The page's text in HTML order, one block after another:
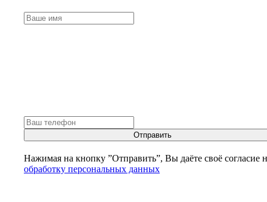
Отправить
Нажимая на кнопку ”Отправить”, Вы даёте своё согласие
обработку персональных данных